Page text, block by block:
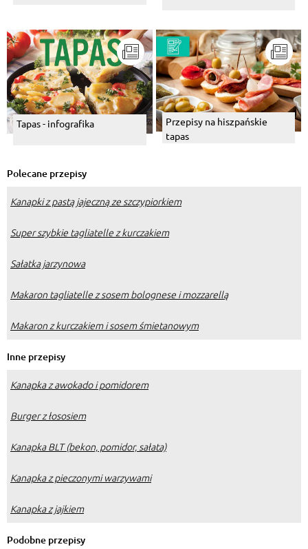
Tapas - infografika
Przepisy na hiszpańskie
tapas
Polecane przepisy
Kanapki z pastą jajeczną ze szczypiorkiem
Super szybkie tagliatelle z kurczakiem
Sałatka jarzynowa
Makaron tagliatelle z sosem bolognese i mozzarellą
Makaron z kurczakiem i sosem śmietanowym
Inne przepisy
Kanapka z awokado i pomidorem
Burger z łososiem
Kanapka BLT (bekon, pomidor, sałata)
Kanapka z pieczonymi warzywami
Kanapka z jajkiem
Podobne przepisy